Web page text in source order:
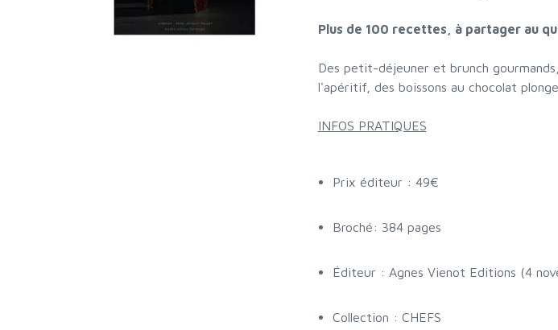
Plus de 100 recettes, à partager au
Des petit-déjeuner et brunch
l'apéritif, des boissons au chocolat
INFOS PRATIQUES
Prix éditeur : 49€
Broché: 384 pages
Éditeur : Agnes Vienot Editions (4
Collection : CHEFS